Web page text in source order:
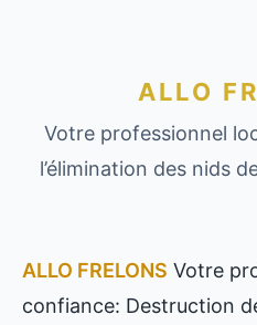
ALLO
Votre professionnel
l’élimination des nids
ALLO FRELONS Votre
confiance: Destruction